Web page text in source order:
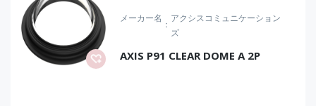
メーカー名
アクシスコミュニケーション
ズ
AXIS P91 CLEAR DOME A 2P